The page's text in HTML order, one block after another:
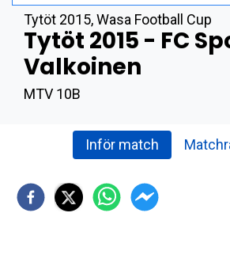
Tytöt 2015,Wasa Football Cup
Tytöt 2015 - FC
Valkoinen
MTV 10B
Inför match